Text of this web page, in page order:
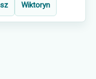
Wiktoryn